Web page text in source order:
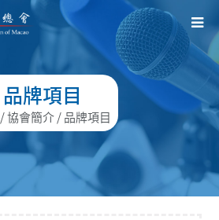
品牌項目
/ 協會簡介 / 品牌項目